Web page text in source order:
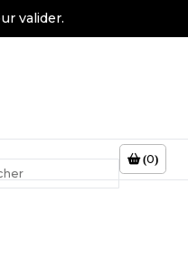
valider.
0